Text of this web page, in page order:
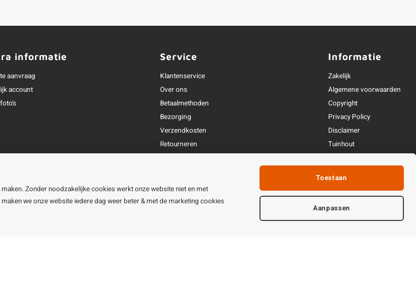
informatie
aanvraag
account
Service
Klantenservice
Over ons
Betaalmethoden
Bezorging
Verzendkosten
Retourneren
Openingstijden & contact
Informatie
Zakelijk
Algemene voorwaarden
Copyright
Privacy Policy
Disclaimer
Tuinhout
Zonder noodzakelijke cookies werkt onze website niet en met
we onze website iedere dag weer beter & met de marketing cookies
Toestaan
Aanpassen